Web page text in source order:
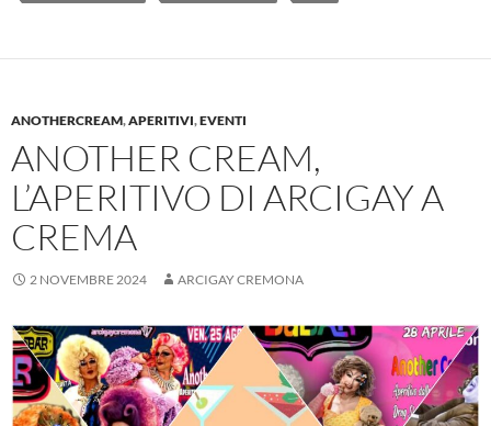
ANOTHERCREAM,APERITIVI,EVENTI
ANOTHER CREAM,
L’APERITIVO DI ARCIGAY A
CREMA
2 NOVEMBRE 2024 ARCIGAY CREMONA